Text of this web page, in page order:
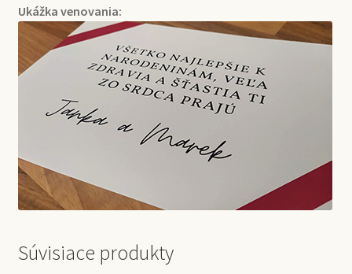
Ukážka venovania:
Súvisiace produkty